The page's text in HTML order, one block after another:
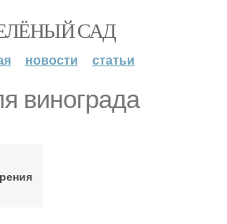
САД
новости статьи
винограда